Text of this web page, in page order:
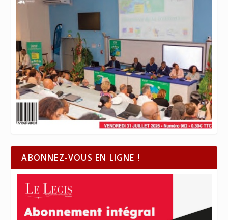
ABONNEZ-VOUS EN LIGNE !